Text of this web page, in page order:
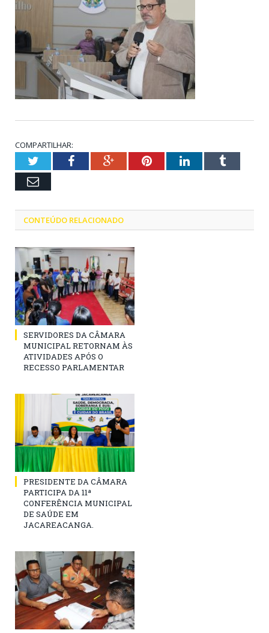
COMPARTILHAR:
TwitterFacebookGoogle+PinterestLinkedInTumblr
Email
CONTEÚDO RELACIONADO
SERVIDORES DA CÂMARA
MUNICIPAL RETORNAM ÀS
ATIVIDADES APÓS O
RECESSO PARLAMENTAR
PRESIDENTE DA CÂMARA
PARTICIPA DA 11ª
CONFERÊNCIA MUNICIPAL
DE SAÚDE EM
JACAREACANGA.